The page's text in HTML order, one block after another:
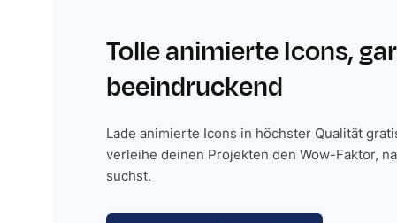
Tolle animierte Icons,
beeindruckend
Lade animierte Icons in höchster Qualität
verleihe deinen Projekten den Wow-Faktor,
suchst.